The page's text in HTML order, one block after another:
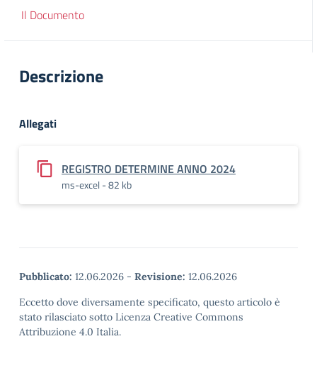
Il Documento
Descrizione
Allegati
REGISTRO DETERMINE ANNO 2024
ms-excel - 82 kb
Pubblicato: 12.06.2026 - Revisione: 12.06.2026
Eccetto dove diversamente specificato, questo articolo è
stato rilasciato sotto Licenza Creative Commons
Attribuzione 4.0 Italia.